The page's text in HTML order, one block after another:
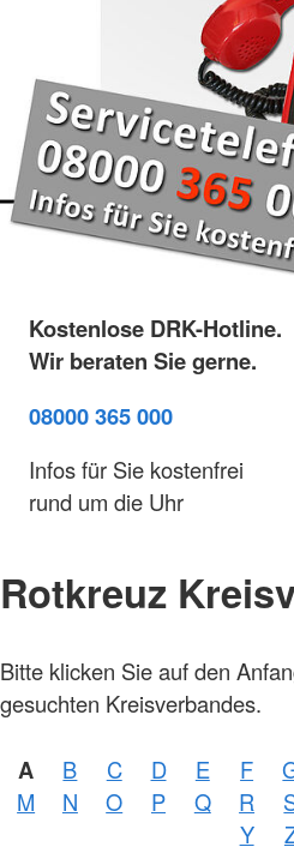
Kostenlose DRK-Hotline.
Wir beraten Sie gerne.
08000 365 000
Infos für Sie kostenfrei
rund um die Uhr
Rotkreuz
Bitte klicken Sie auf den
gesuchten Kreisverbandes.
A B C D E F
M
N O P Q R
Y